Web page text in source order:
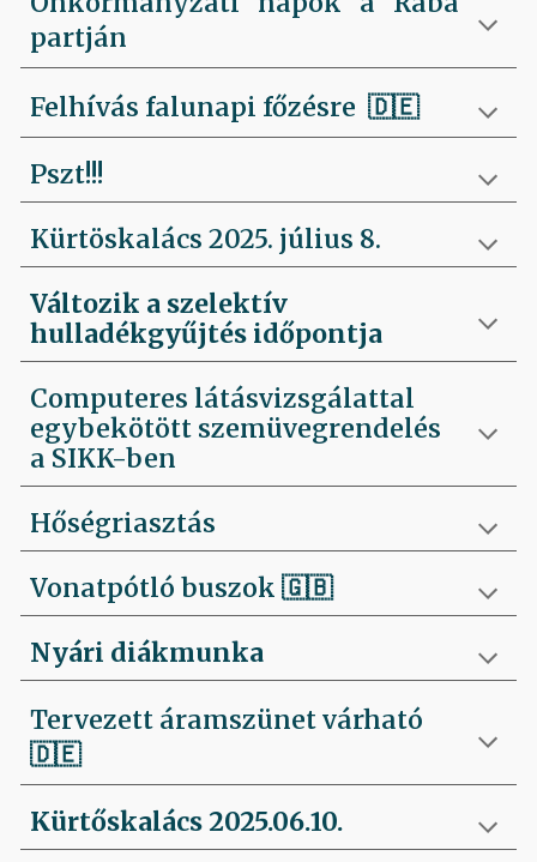
partján
Felhívás falunapi főzésre🇩🇪
Pszt!!!
Kürtöskalács 2025. július 8.
Változik a szelektív
hulladékgyűjtés időpontja
Computeres látásvizsgálattal
egybekötött szemüvegrendelés
a SIKK-ben
Hőségriasztás
Vonatpótló buszok 🇬🇧
Nyári diákmunka
Tervezett áramszünet várható
🇩🇪
Kürtőskalács 2025.06.10.